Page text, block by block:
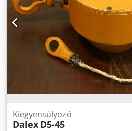
Kiegyensúlyozó
Dalex D5-45